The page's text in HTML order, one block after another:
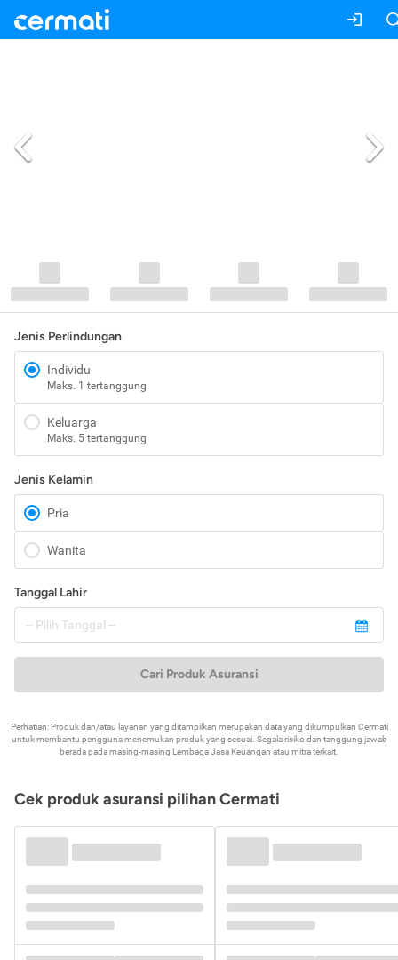
Jenis Perlindungan
Individu
Maks. 1 tertanggung
Keluarga
Maks. 5 tertanggung
Jenis Kelamin
Pria
Wanita
Tanggal Lahir
Cari Produk Asuransi
Perhatian: Produk dan/atau layanan yang ditampilkan merupakan data yang dikumpulkan Cermati
untuk membantu pengguna menemukan produk yang sesuai. Segala risiko dan tanggung jawab
berada pada masing-masing Lembaga Jasa Keuangan atau mitra terkait.
Cek produk asuransi pilihan Cermati